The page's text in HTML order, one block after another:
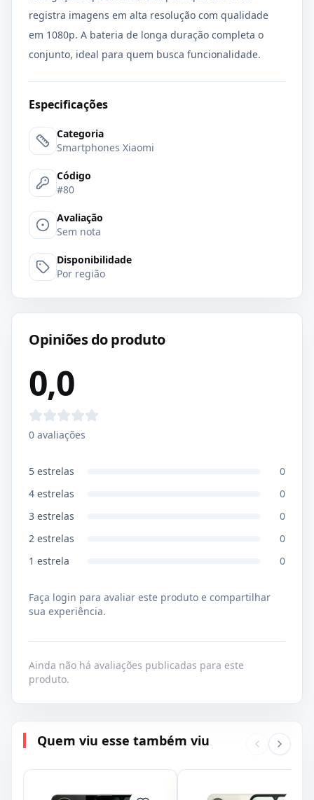
registra imagens em alta resolução com qualidade
em 1080p. A bateria de longa duração completa o
conjunto, ideal para quem busca funcionalidade.
Especificações
Categoria
Smartphones Xiaomi
Código
#80
Avaliação
Sem nota
Disponibilidade
Por região
Opiniões do produto
0,0
0 avaliações
5 estrelas
0
4 estrelas
0
3 estrelas
0
2 estrelas
0
1 estrela 0
Faça login para avaliar este produto e compartilhar
sua experiência.
Ainda não há avaliações publicadas para este
produto.
Quem viu esse também viu